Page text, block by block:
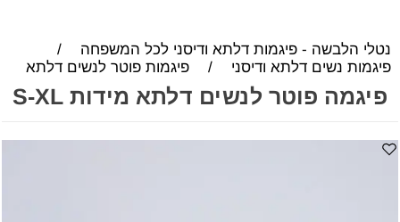
נטלי הלבשה - פיגמות דלתא ודיסני לכל המשפחה
/
פיגמות נשים דלתא ודיסני
/ פיגמות פוטר לנשים דלתא
פיגמה פוטר לנשים דלתא מידות S-XL